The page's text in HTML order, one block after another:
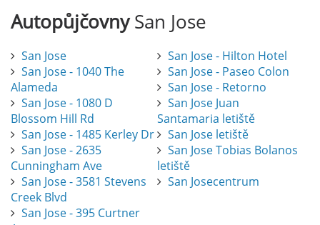
AutopůjčovnySan Jose
San Jose
San Jose - 1040 The
Alameda
San Jose - 1080 D
Blossom Hill Rd
San Jose - 1485 Kerley Dr
San Jose - 2635
Cunningham Ave
San Jose - 3581 Stevens
Creek Blvd
San Jose - 395 Curtner
San Jose - Hilton Hotel
San Jose - Paseo Colon
San Jose - Retorno
San Jose Juan
Santamaria letiště
San Jose letiště
San Jose Tobias Bolanos
letiště
San Josecentrum